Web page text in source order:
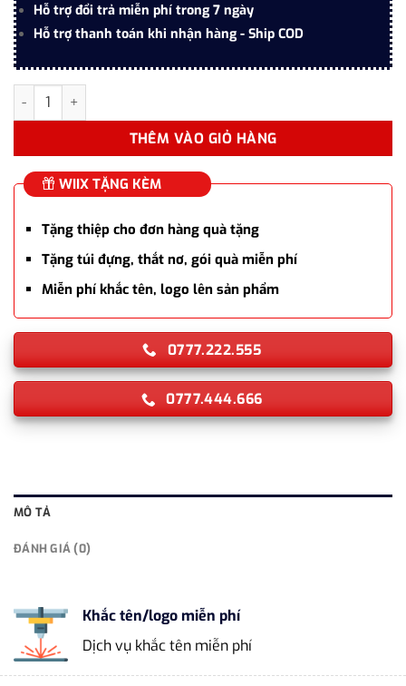
Hỗ trợ đổi trả miễn phí trong 7 ngày
Hỗ trợ thanh toán khi nhận hàng - Ship COD
Bút bi ký tên Parker IM Achromatic Black-2127618 cao cấp số
THÊM VÀO GIỎ HÀNG
WIIX TẶNG KÈM
Tặng thiệp cho đơn hàng quà tặng
Tặng túi đựng, thắt nơ, gói quà miễn phí
Miễn phí khắc tên, logo lên sản phẩm
0777.222.555
0777.444.666
MÔ TẢ
ĐÁNH GIÁ (0)
Khắc tên/logo miễn phí
Dịch vụ khắc tên miễn phí